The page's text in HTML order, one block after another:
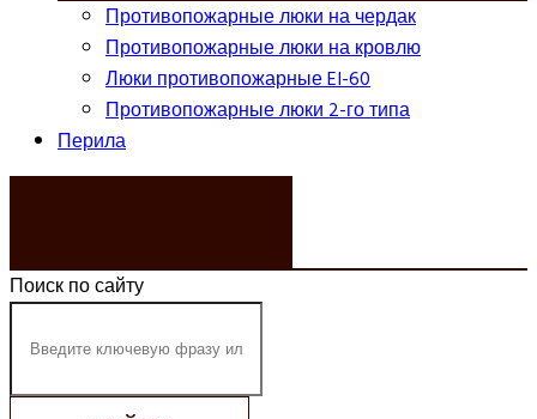
Противопожарные люки на чердак
Противопожарные люки на кровлю
Люки противопожарные EI-60
Противопожарные люки 2-го типа
Перила
Поиск по сайту